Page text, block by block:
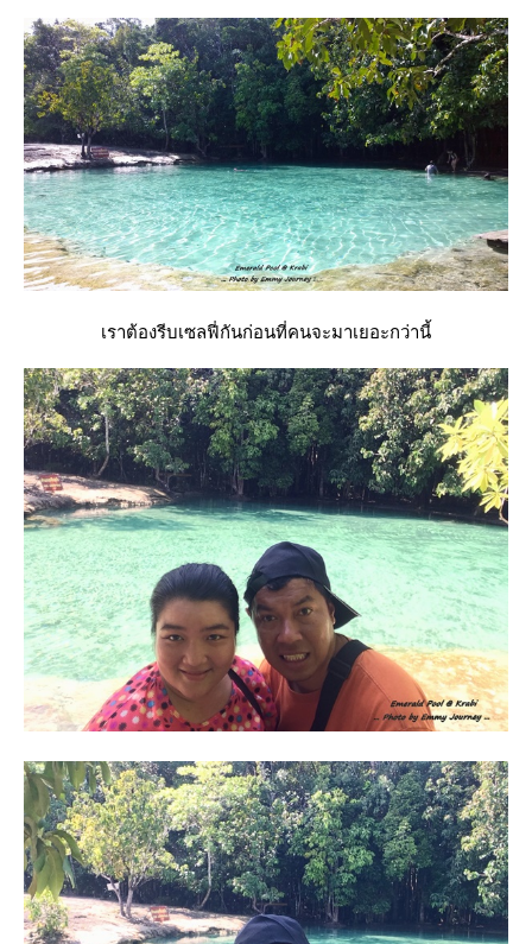
เราต้องรีบเซลฟี่กันก่อนที่คนจะมาเยอะกว่านี้